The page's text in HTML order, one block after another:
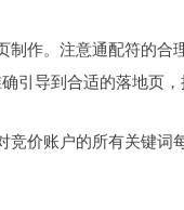
作。注意通配符的
引导到合适的落地页，
价账户的所有关键词